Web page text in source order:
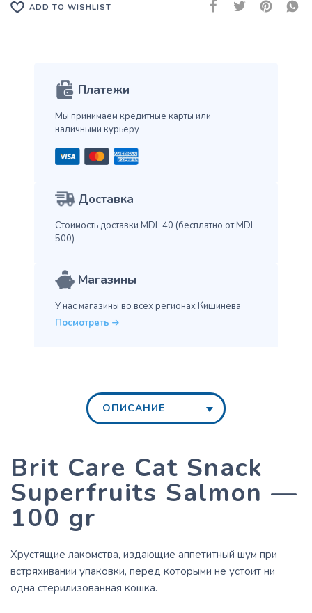
ADD TO WISHLIST
Платежи
Мы принимаем кредитные карты или
наличными курьеру
Доставка
Стоимость доставки MDL 40 (бесплатно от MDL
500)
Магазины
У нас магазины во всех регионах Кишинева
Посмотреть
ОПИСАНИЕ
Brit Care Cat Snack
Superfruits Salmon —
100 gr
Хрустящие лакомства, издающие аппетитный шум при
встряхивании упаковки, перед которыми не устоит ни
одна стерилизованная кошка.